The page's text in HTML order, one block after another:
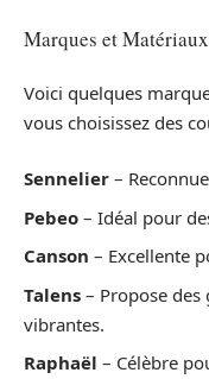
Marques et
Voici quelques
vous choisissez des
Sennelier –
Pebeo – Idéal pour
Canson – Excellente
Talens – Propose
vibrantes.
Raphaël – Célèbre